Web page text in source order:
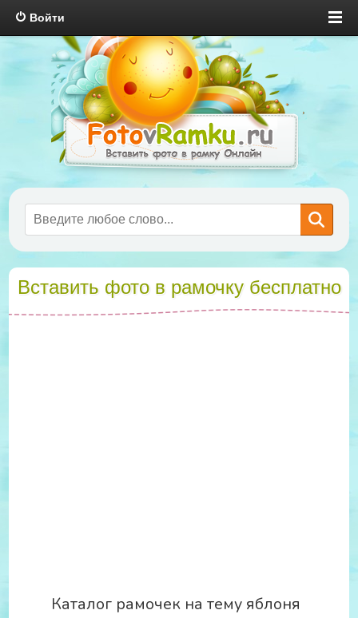
Войти
Вставить фото в рамочку бесплатно
Каталог рамочек на тему яблоня